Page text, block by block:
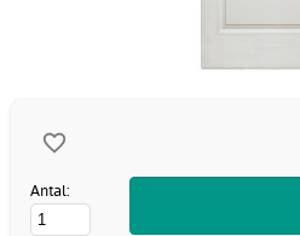
Antal: